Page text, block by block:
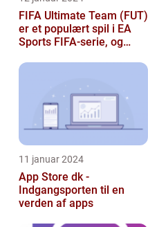
FIFA Ultimate Team (FUT)
er et populært spil i EA
Sports FIFA-serie, og
spæ...
11 januar 2024
App Store dk -
Indgangsporten til en
verden af apps